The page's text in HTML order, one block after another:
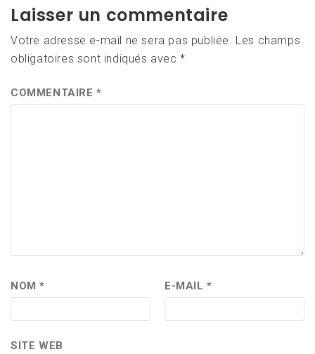
Laisser un commentaire
Votre adresse e-mail ne sera pas publiée. Les champs
obligatoires sont indiqués avec*
COMMENTAIRE*
NOM* E-MAIL*
SITE WEB